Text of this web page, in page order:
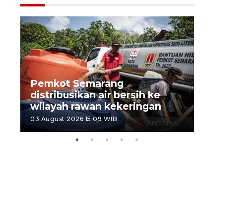
Pemkot Semarang
distribusikan air bersih ke
wilayah rawan kekeringan
03 August 2026 15:09 WIB